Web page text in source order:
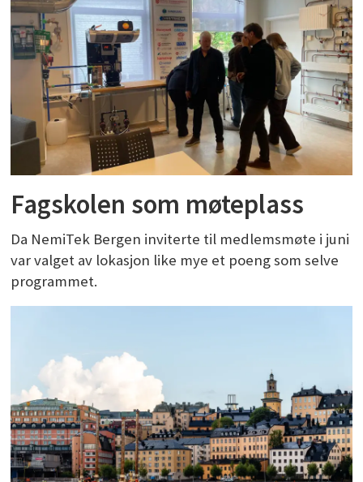
Fagskolen som møteplass
Da NemiTek Bergen inviterte til medlemsmøte i juni
var valget av lokasjon like mye et poeng som selve
programmet.